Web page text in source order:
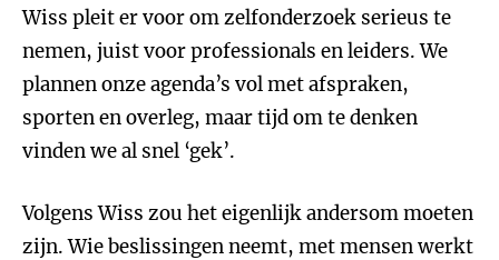
Wiss pleit er voor om zelfonderzoek serieus te
nemen, juist voor professionals en leiders. We
plannen onze agenda’s vol met afspraken,
sporten en overleg, maar tijd om te denken
vinden we al snel ‘gek’.
Volgens Wiss zou het eigenlijk andersom moeten
zijn. Wie beslissingen neemt, met mensen werkt